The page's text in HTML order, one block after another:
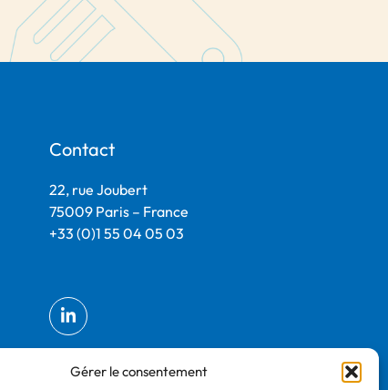
Gérer le consentement
Contact
22, rue Joubert
75009 Paris – France
+33 (0)1 55 04 05 03